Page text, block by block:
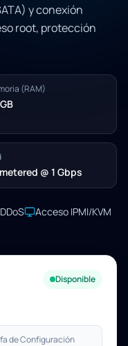
y conexión
root, protección
(RAM)
@ 1 Gbps
Acceso IPMI/KVM
Disponible
de Configuración